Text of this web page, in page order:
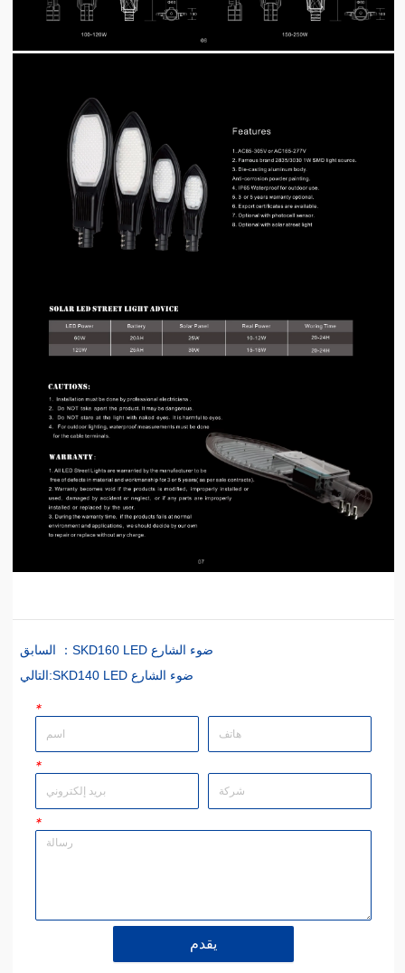
السابق ：
SKD160 LED ضوء الشارع
التالي:
SKD140 LED ضوء الشارع
*
*
*
يقدم